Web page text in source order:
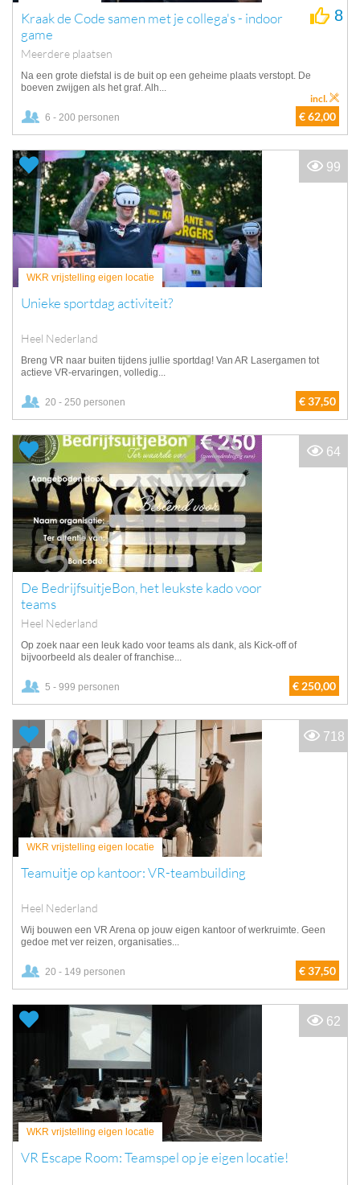
Kraak de Code samen met je collega's - indoor
game
Meerdere plaatsen
8
Na een grote diefstal is de buit op een geheime plaats verstopt. De
boeven zwijgen als het graf. Alh...
6 - 200 personen € 62,00
incl.
WKR vrijstelling eigen locatie
Unieke sportdag activiteit?
Heel Nederland
Breng VR naar buiten tijdens jullie sportdag! Van AR Lasergamen tot
actieve VR-ervaringen, volledig...
20 - 250 personen € 37,50
99
De BedrijfsuitjeBon, het leukste kado voor
teams
Heel Nederland
Op zoek naar een leuk kado voor teams als dank, als Kick-off of
bijvoorbeeld als dealer of franchise...
5 - 999 personen € 250,00
64
WKR vrijstelling eigen locatie
Teamuitje op kantoor: VR-teambuilding
Heel Nederland
Wij bouwen een VR Arena op jouw eigen kantoor of werkruimte. Geen
gedoe met ver reizen, organisaties...
20 - 149 personen € 37,50
718
WKR vrijstelling eigen locatie
VR Escape Room: Teamspel op je eigen locatie!
62